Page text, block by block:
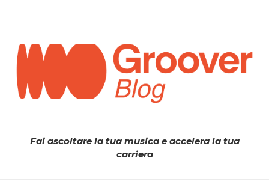
Fai ascoltare la tua musica e accelera la tua
carriera